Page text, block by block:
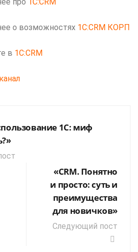
о возможностях 1C:CRM КОРП
в 1C:CRM
1С: миф
«CRM. Понятно
и просто: суть и
преимущества
для новичков»
Следующий пост